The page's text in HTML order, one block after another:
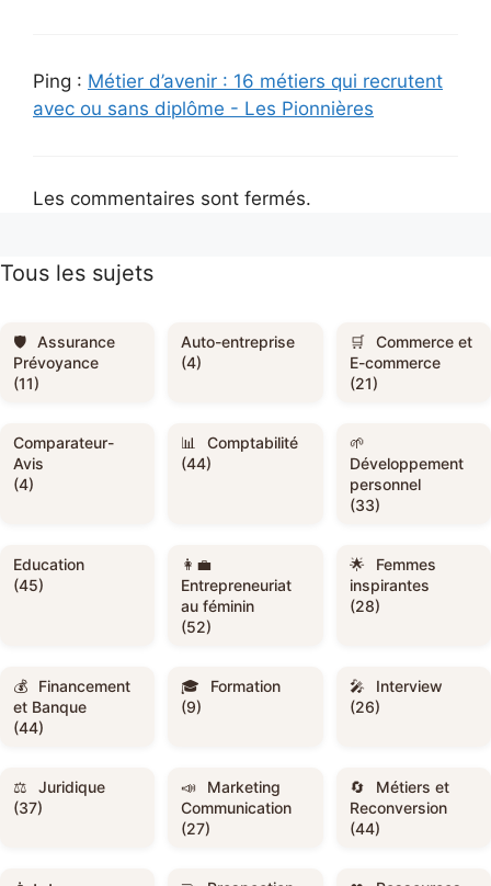
Ping : Métier d’avenir : 16 métiers qui recrutent
avec ou sans diplôme - Les Pionnières
Les commentaires sont fermés.
Tous les sujets
Assurance
Prévoyance
(11)
Auto-entreprise
(4)
Commerce et
E-commerce
(21)
Comparateur-
Avis
(4)
Comptabilité
(44)
Développement
personnel
(33)
Education
(45)
Entrepreneuriat
au féminin
(52)
Femmes
inspirantes
(28)
Financement
et Banque
(44)
Formation
(9)
Interview
(26)
Juridique
(37)
Marketing
Communication
(27)
Métiers et
Reconversion
(44)